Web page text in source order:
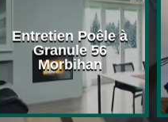
Entretien Poêle à
Granule 56
Morbihan